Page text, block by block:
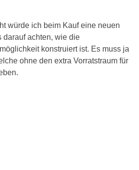
würde ich beim Kauf eine neuen
darauf achten, wie die
konstruiert ist. Es muss ja
ohne den extra Vorratstraum für